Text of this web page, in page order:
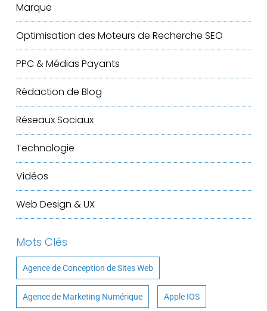
Marque
Optimisation des Moteurs de Recherche SEO
PPC & Médias Payants
Rédaction de Blog
Réseaux Sociaux
Technologie
Vidéos
Web Design & UX
Mots Clés
Agence de Conception de Sites Web
Agence de Marketing Numérique Apple IOS